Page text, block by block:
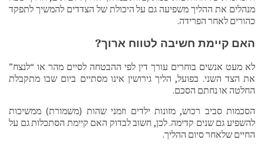
מנהלים את ההליך משפיעה גם על היכולת של הצדדים להמשיך לתפקד
כהורים לאחר הפרידה.
האם קיימת חשיבה לטווח ארוך?
לא מעט אנשים בוחרים עורך דין לפי ההבטחה לסיים מהר או “לנצח”
את הצד השני. בפועל, הליך גירושין אינו מסתיים ביום שבו מתקבלת
החלטה או נחתם הסכם.
הסכמות סביב רכוש, מזונות ילדים וזמני שהות (משמורת) ממשיכות
להשפיע גם שנים קדימה. לכן, חשוב לבדוק האם קיימת הסתכלות גם על
החיים שלאחר סיום ההליך.